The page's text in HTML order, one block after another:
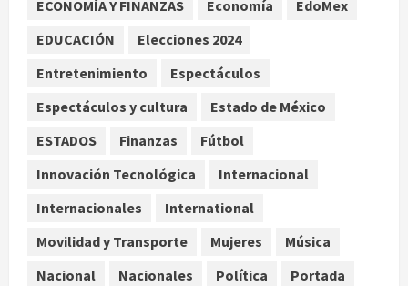
visita a Islas Salomón
4
Capturan en Zapopan a ciudadano
estadounidense buscado por
agosto 7, 2026
Nacional Portada
Detienen al exgobernador de
Guerrero Ángel Aguirre por
obstrucción en el caso Ayotzinapa
ECONOMÍA Y FINANZAS Economía
EdoMex
EDUCACIÓN
Elecciones 2024
Entretenimiento
Espectáculos
Espectáculos y cultura
Estado de México
ESTADOS
Finanzas
Fútbol
Innovación Tecnológica
Internacional
Internacionales
International
Movilidad y Transporte
Mujeres
Música
Nacional
Nacionales Política
Portada